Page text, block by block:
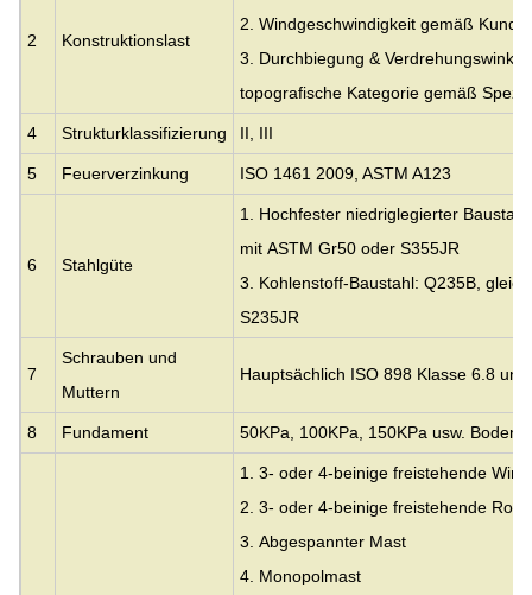
2 Konstruktionslast
2. Windgeschwindigkeit gemäß
3. Durchbiegung &
topografische Kategorie gemäß
4 Strukturklassifizierung II, III
5 Feuerverzinkung ISO 1461 2009, ASTM A123
6 Stahlgüte
1. Hochfester niedriglegierter
mit ASTM Gr50 oder S355JR
3. Kohlenstoff-Baustahl: Q235B,
S235JR
7
Schrauben und
Muttern
Hauptsächlich ISO 898 Klasse 6.8
8 Fundament 50KPa, 100KPa, 150KPa usw.
1. 3- oder 4-beinige freistehende
2. 3- oder 4-beinige freistehende
3. Abgespannter Mast
4. Monopolmast